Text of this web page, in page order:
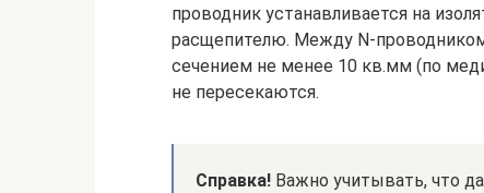
проводник устанавливается на
расщепителю. Между N-
сечением не менее 10 кв.мм (по
не пересекаются.
Справка! Важно учитывать, что